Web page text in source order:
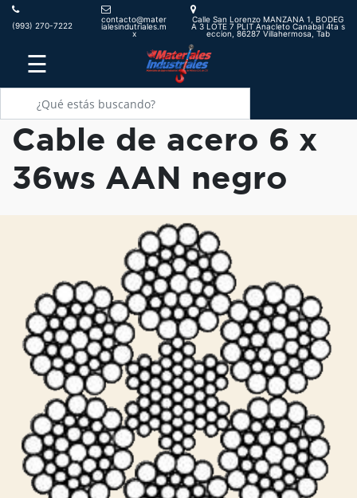
(993) 270-7222
contacto@mater
ialesindutriales.m
x
Calle San Lorenzo MANZANA 1, BODEG
A 3 LOTE 7 PLIT Anacleto Canabal 4ta s
eccion, 86287 Villahermosa, Tab
☰
Cable de acero 6 x
36ws AAN negro